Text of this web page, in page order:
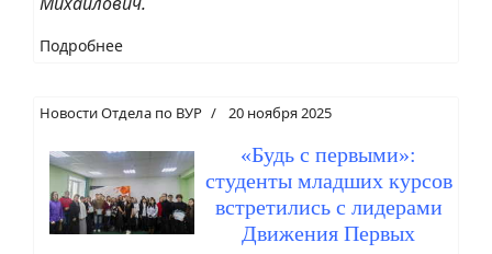
Подробнее
Новости Отдела по ВУР 20 ноября 2025
«Будь с первыми»:
студенты младших курсов
встретились с лидерами
Движения Первых